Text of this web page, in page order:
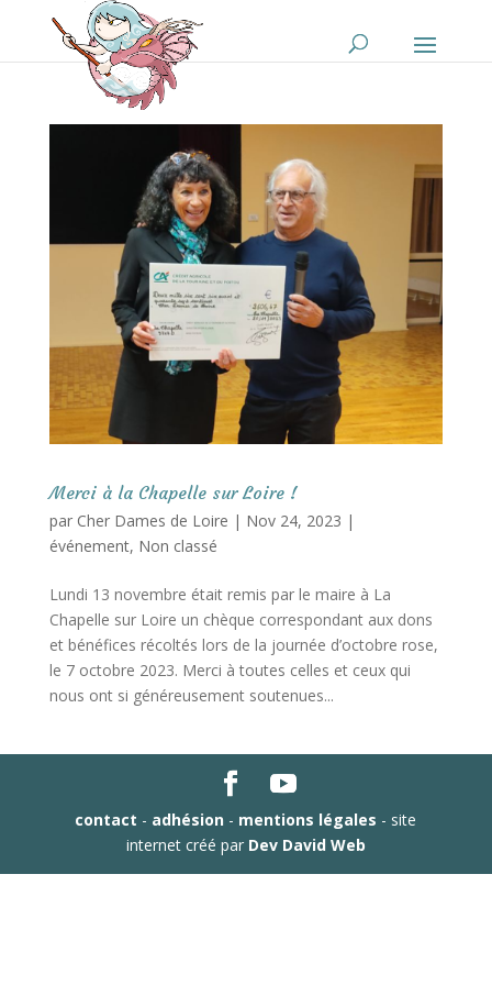
Merci à la Chapelle sur Loire !
par Cher Dames de Loire | Nov 24, 2023 |
événement, Non classé
Lundi 13 novembre était remis par le maire à La
Chapelle sur Loire un chèque correspondant aux dons
et bénéfices récoltés lors de la journée d’octobre rose,
le 7 octobre 2023. Merci à toutes celles et ceux qui
nous ont si généreusement soutenues...
contact - adhésion - mentions légales - site
internet créé par Dev David Web